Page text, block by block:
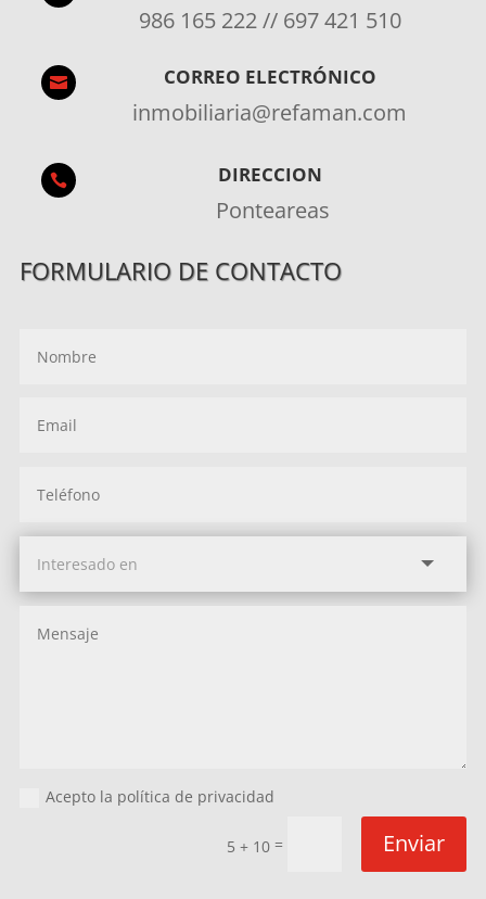
986 165 222 // 697 421 510
 CORREO ELECTRÓNICO
inmobiliaria@refaman.com
 DIRECCION
Ponteareas
FORMULARIO DE CONTACTO
Acepto la política de privacidad
5 + 10 = Enviar